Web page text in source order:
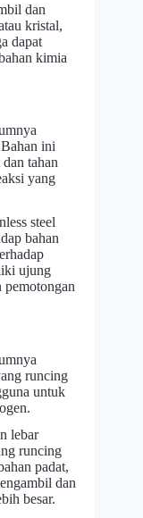
dan
kristal,
dapat
kimia
ini
tahan
yang
steel
bahan
ujung
pemotongan
runcing
untuk
lebar
runcing
padat,
dan
besar.